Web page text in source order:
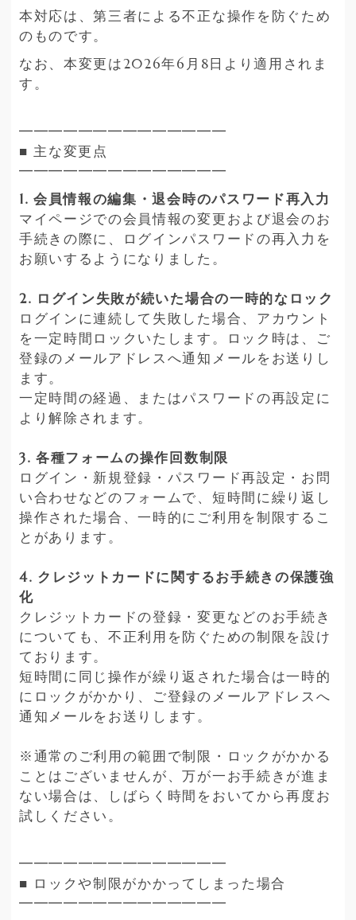
本対応は、第三者による不正な操作を防ぐため
のものです。
なお、本変更は2026年6月8日より適用されま
す。
━━━━━━━━━━━━━━
■ 主な変更点
━━━━━━━━━━━━━━
1. 会員情報の編集・退会時のパスワード再入力
マイページでの会員情報の変更および退会のお
手続きの際に、ログインパスワードの再入力を
お願いするようになりました。
2. ログイン失敗が続いた場合の一時的なロック
ログインに連続して失敗した場合、アカウント
を一定時間ロックいたします。ロック時は、ご
登録のメールアドレスへ通知メールをお送りし
ます。
一定時間の経過、またはパスワードの再設定に
より解除されます。
3. 各種フォームの操作回数制限
ログイン・新規登録・パスワード再設定・お問
い合わせなどのフォームで、短時間に繰り返し
操作された場合、一時的にご利用を制限するこ
とがあります。
4. クレジットカードに関するお手続きの保護強
化
クレジットカードの登録・変更などのお手続き
についても、不正利用を防ぐための制限を設け
ております。
短時間に同じ操作が繰り返された場合は一時的
にロックがかかり、ご登録のメールアドレスへ
通知メールをお送りします。
※通常のご利用の範囲で制限・ロックがかかる
ことはございませんが、万が一お手続きが進ま
ない場合は、しばらく時間をおいてから再度お
試しください。
━━━━━━━━━━━━━━
■ ロックや制限がかかってしまった場合
━━━━━━━━━━━━━━